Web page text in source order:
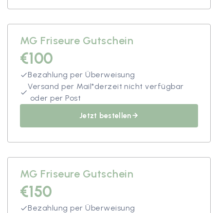
MG Friseure Gutschein
€100
doneBezahlung per Überweisung
done
Versand per Mail*derzeit nicht verfügbar
oder per Post
Jetzt bestellen arrow_forward
MG Friseure Gutschein
€150
doneBezahlung per Überweisung